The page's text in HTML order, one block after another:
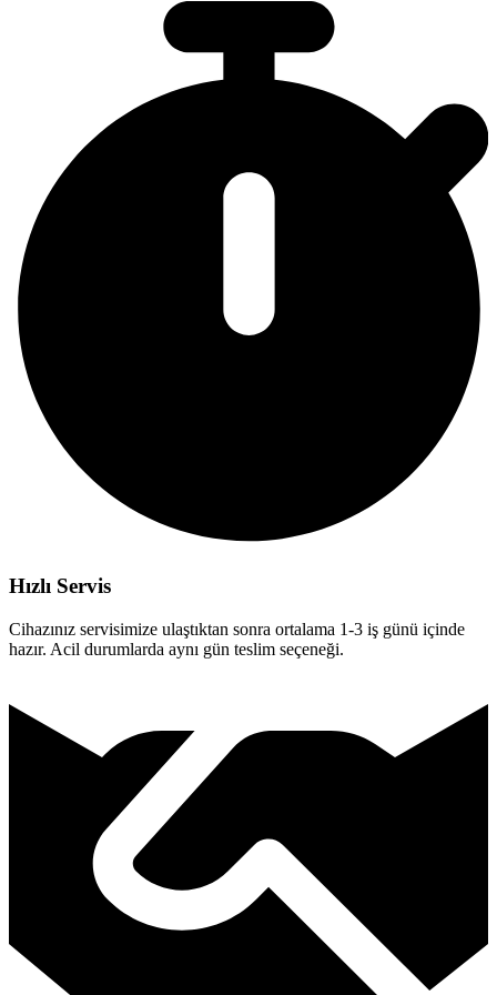
Hızlı Servis
Cihazınız servisimize ulaştıktan sonra ortalama 1-3 iş günü içinde
hazır. Acil durumlarda aynı gün teslim seçeneği.